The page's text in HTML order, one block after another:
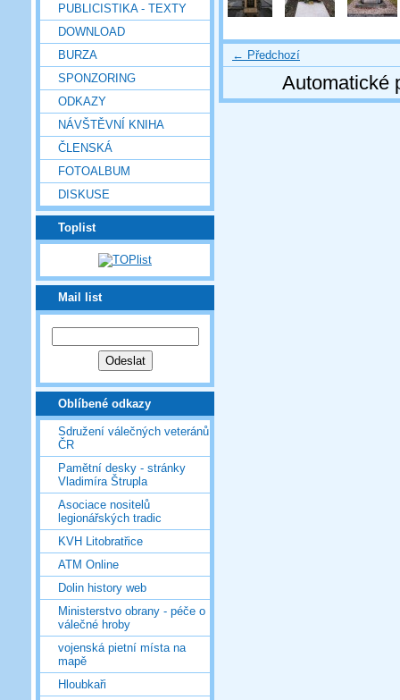
PUBLICISTIKA - TEXTY
DOWNLOAD
BURZA
SPONZORING
ODKAZY
NÁVŠTĚVNÍ KNIHA
ČLENSKÁ
FOTOALBUM
DISKUSE
Toplist
Mail list
Oblíbené odkazy
Sdružení válečných veteránů
ČR
Pamětní desky - stránky
Vladimíra Štrupla
Asociace nositelů
legionářských tradic
KVH Litobratřice
ATM Online
Dolin history web
Ministerstvo obrany - péče o
válečné hroby
vojenská pietní místa na
mapě
Hloubkaři
← Předchozí
Automatické